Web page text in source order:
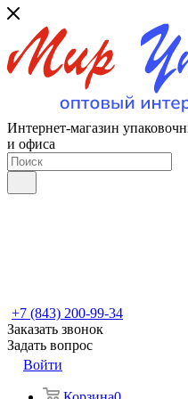
Интернет-магазин
и офиса
+7 (843) 200-99-34
Заказать звонок
Задать вопрос
Войти